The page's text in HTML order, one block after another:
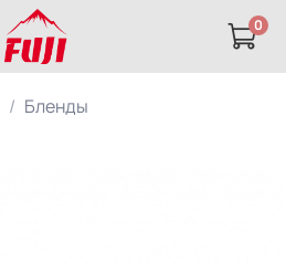
0
Бленды